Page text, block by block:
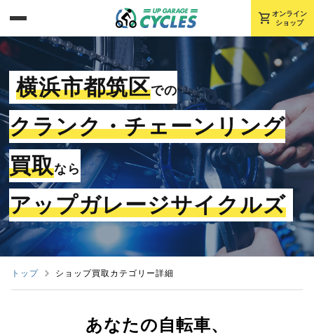
shopping_cart オンライン
ショップ
横浜市都筑区での
クランク・チェーンリング
買取なら
アップガレージサイクルズ
トップ ショップ買取カテゴリー詳細
あなたの自転車、